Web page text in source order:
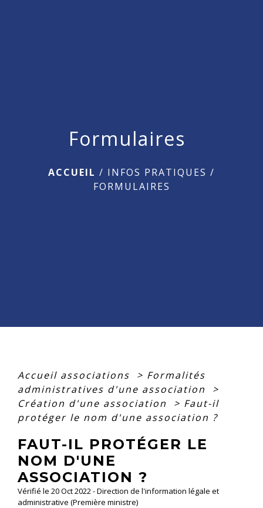
Formulaires
ACCUEIL / INFOS PRATIQUES /
FORMULAIRES
Accueil associations > Formalités
administratives d'une association
>
Création d'une association
> Faut-il
protéger le nom d'une association ?
FAUT-IL PROTÉGER LE
NOM D'UNE
ASSOCIATION ?
Vérifié le 20 Oct 2022 - Direction de l'information légale et
administrative (Première ministre)